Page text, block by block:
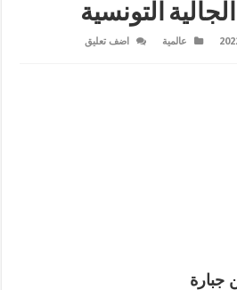
التونسية
عالمية
اضف تعليق
جبارة